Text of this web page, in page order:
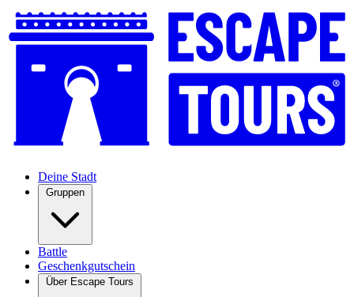
Deine Stadt
Gruppen
Battle
Geschenkgutschein
Über Escape Tours